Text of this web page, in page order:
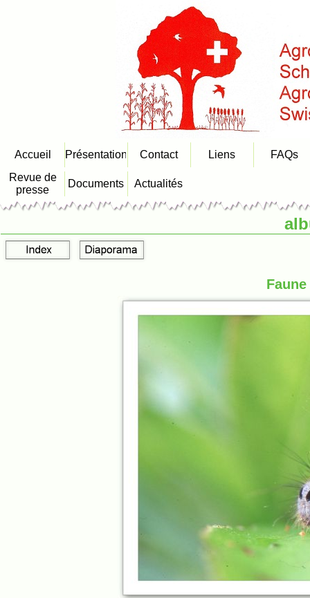
Accueil Présentation Contact Liens
FAQs
Revue de
presse
Documents Actualités